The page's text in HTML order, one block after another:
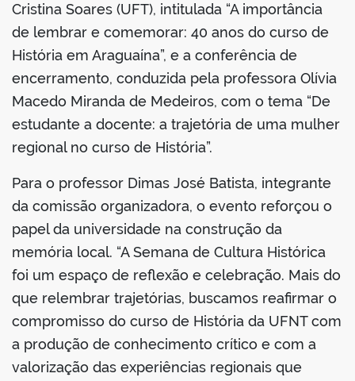
Cristina Soares (UFT), intitulada “A importância
de lembrar e comemorar: 40 anos do curso de
História em Araguaína”, e a conferência de
encerramento, conduzida pela professora Olívia
Macedo Miranda de Medeiros, com o tema “De
estudante a docente: a trajetória de uma mulher
regional no curso de História”.
Para o professor Dimas José Batista, integrante
da comissão organizadora, o evento reforçou o
papel da universidade na construção da
memória local. “A Semana de Cultura Histórica
foi um espaço de reflexão e celebração. Mais do
que relembrar trajetórias, buscamos reafirmar o
compromisso do curso de História da UFNT com
a produção de conhecimento crítico e com a
valorização das experiências regionais que